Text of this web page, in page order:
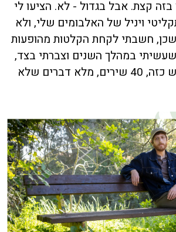
קצת. אבל בגדול - לא. הציעו לי
ויניל של האלבומים שלי, ולא
שכן, חשבתי לקחת הקלטות מהופעות
שעשיתי במהלך השנים וצברתי בצד,
וליצור אלבום משולש כזה, 40 שירים, מלא דברים שלא